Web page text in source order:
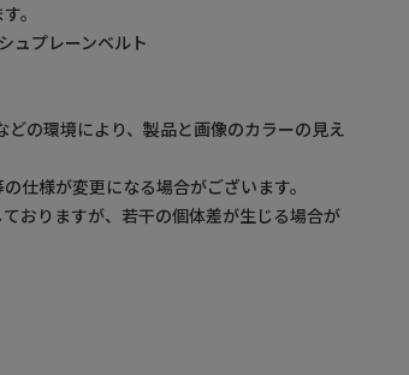
。
ュプレーンベルト
どの環境により、製品と画像のカラーの見え
仕様が変更になる場合がございます。
おりますが、若干の個体差が生じる場合が